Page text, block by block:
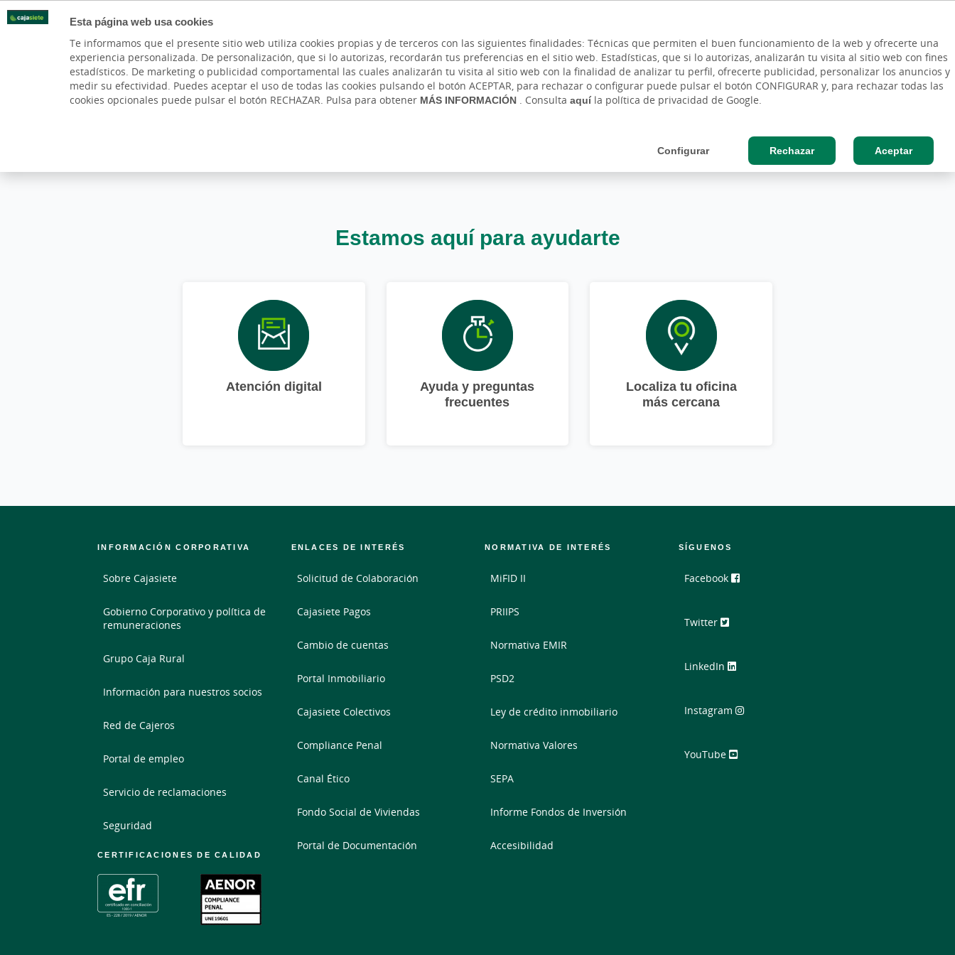
Esta página web usa cookies
Te informamos que el presente sitio web utiliza cookies propias y de terceros con las siguientes finalidades: Técnicas que permiten el buen funcionamiento de la web y ofrecerte una
experiencia personalizada. De personalización, que si lo autorizas, recordarán tus preferencias en el sitio web. Estadísticas, que si lo autorizas, analizarán tu visita al sitio web con fines
estadísticos. De marketing o publicidad comportamental las cuales analizarán tu visita al sitio web con la finalidad de analizar tu perfil, ofrecerte publicidad, personalizar los anuncios y
medir su efectividad. Puedes aceptar el uso de todas las cookies pulsando el botón ACEPTAR, para rechazar o configurar puede pulsar el botón CONFIGURAR y, para rechazar todas las
cookies opcionales puede pulsar el botón RECHAZAR. Pulsa para obtener MÁS INFORMACIÓN. Consulta aquíla política de privacidad de Google.
Configurar Rechazar Aceptar
DE
PARTICULARES BANCA PRIVADA AUTÓNOMOS Y EMPRENDEDORES EMPRESAS AGRO
Estamos aquí para ayudarte
Atención digital
Ayuda y preguntas
frecuentes
Localiza tu oficina
más cercana
INFORMACIÓN CORPORATIVA
Sobre Cajasiete
Gobierno Corporativo y política de
remuneraciones
Grupo Caja Rural
Información para nuestros socios
Red de Cajeros
Portal de empleo
Servicio de reclamaciones
Seguridad
CERTIFICACIONES DE CALIDAD
ENLACES DE INTERÉS
Solicitud de Colaboración
Cajasiete Pagos
Cambio de cuentas
Portal Inmobiliario
Cajasiete Colectivos
Compliance Penal
Canal Ético
Fondo Social de Viviendas
Portal de Documentación
NORMATIVA DE INTERÉS
MiFID II
PRIIPS
Normativa EMIR
PSD2
Ley de crédito inmobiliario
Normativa Valores
SEPA
Informe Fondos de Inversión
Accesibilidad
SÍGUENOS
Facebook
Twitter
LinkedIn
Instagram
YouTube